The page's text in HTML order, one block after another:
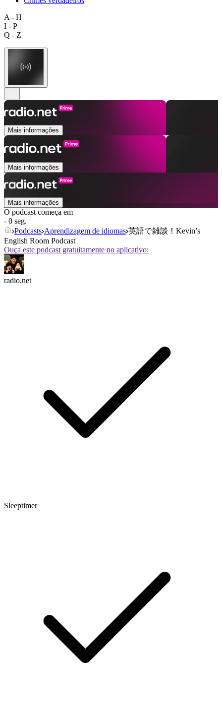
A - H
I - P
Q - Z
Mais informações
Mais informações
Mais informações
O podcast começa em
- 0 seg.
Podcasts Aprendizagem de idiomas 英語で雑談！Kevin’s
English Room Podcast
Ouça este podcast gratuitamente no aplicativo:
radio.net
Sleeptimer